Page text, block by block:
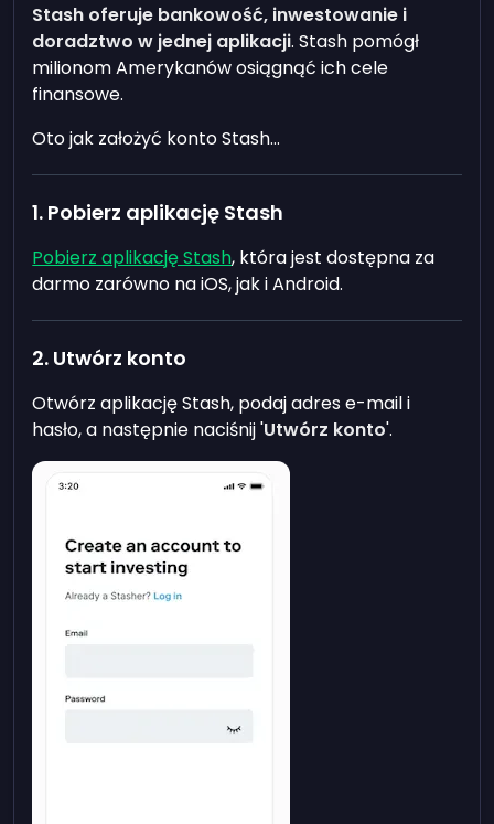
Stash oferuje bankowość, inwestowanie i
doradztwo w jednej aplikacji. Stash pomógł
milionom Amerykanów osiągnąć ich cele
finansowe.
Oto jak założyć konto Stash...
1. Pobierz aplikację Stash
Pobierz aplikację Stash, która jest dostępna za
darmo zarówno na iOS, jak i Android.
2. Utwórz konto
Otwórz aplikację Stash, podaj adres e-mail i
hasło, a następnie naciśnij 'Utwórz konto'.